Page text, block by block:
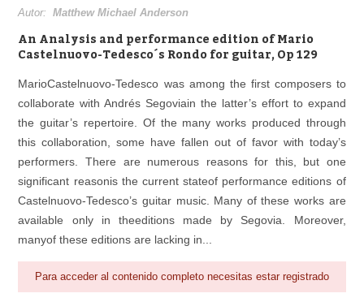
Biblioteca
Reproductor
Autor:Matthew Michael Anderson
An Analysis and performance edition of Mario
Castelnuovo-Tedesco´s Rondo for guitar, Op 129
MarioCastelnuovo-Tedesco was among the first composers to
collaborate with Andrés Segoviain the latter’s effort to expand
the guitar’s repertoire. Of the many works produced through
this collaboration, some have fallen out of favor with today’s
performers. There are numerous reasons for this, but one
significant reasonis the current stateof performance editions of
Castelnuovo-Tedesco’s guitar music. Many of these works are
available only in theeditions made by Segovia. Moreover,
manyof these editions are lacking in...
Para acceder al contenido completo necesitas estar registrado